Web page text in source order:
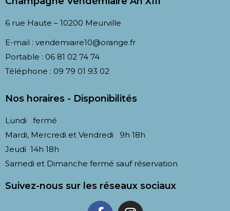
6 rue Haute – 10200 Meurville
E-mail : vendemiaire10@orange.fr
Portable : 06 81 02 74 74
Téléphone : 09 79 01 93 02
Nos horaires - Disponibilités
Lundi fermé
Mardi, Mercredi et Vendredi 9h 18h
Jeudi 14h 18h
Samedi et Dimanche fermé sauf réservation
Suivez-nous sur les réseaux sociaux